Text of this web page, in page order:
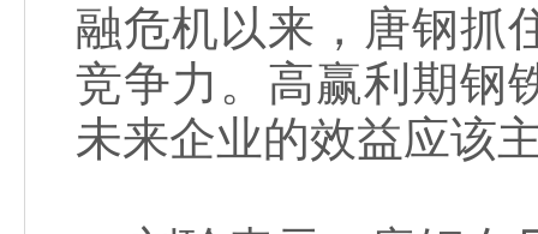
融危机以来，唐钢抓
竞争力。高赢利期钢
未来企业的效益应该